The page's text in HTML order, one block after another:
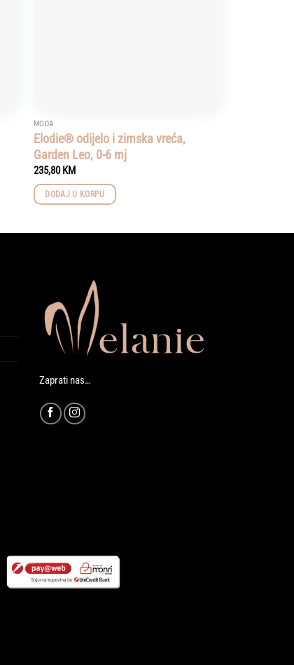
MODA
Elodie® odijelo i zimska vreća,
Garden Leo, 0-6 mj
235,80KM
DODAJ U KORPU
Zaprati nas…